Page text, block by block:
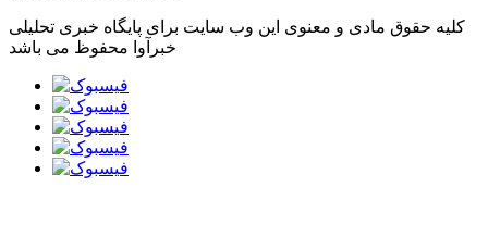
کلیه حقوق مادی و معنوی این وب سایت برای پایگاه خبری تحلیلی
خبرآوا محفوظ می باشد